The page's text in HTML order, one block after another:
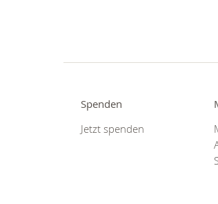
Spenden
Jetzt spenden